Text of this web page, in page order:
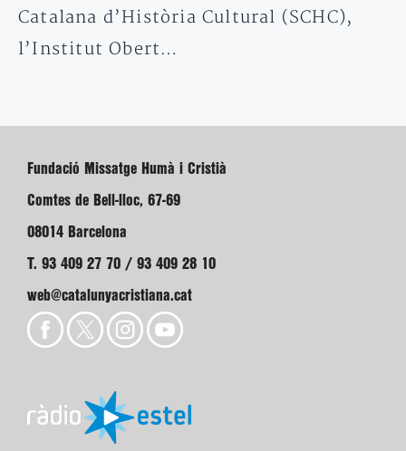
Catalana d’Història Cultural (SCHC),
l’Institut Obert…
Fundació Missatge Humà i Cristià
Comtes de Bell-lloc, 67-69
08014 Barcelona
T. 93 409 27 70 / 93 409 28 10
web@catalunyacristiana.cat